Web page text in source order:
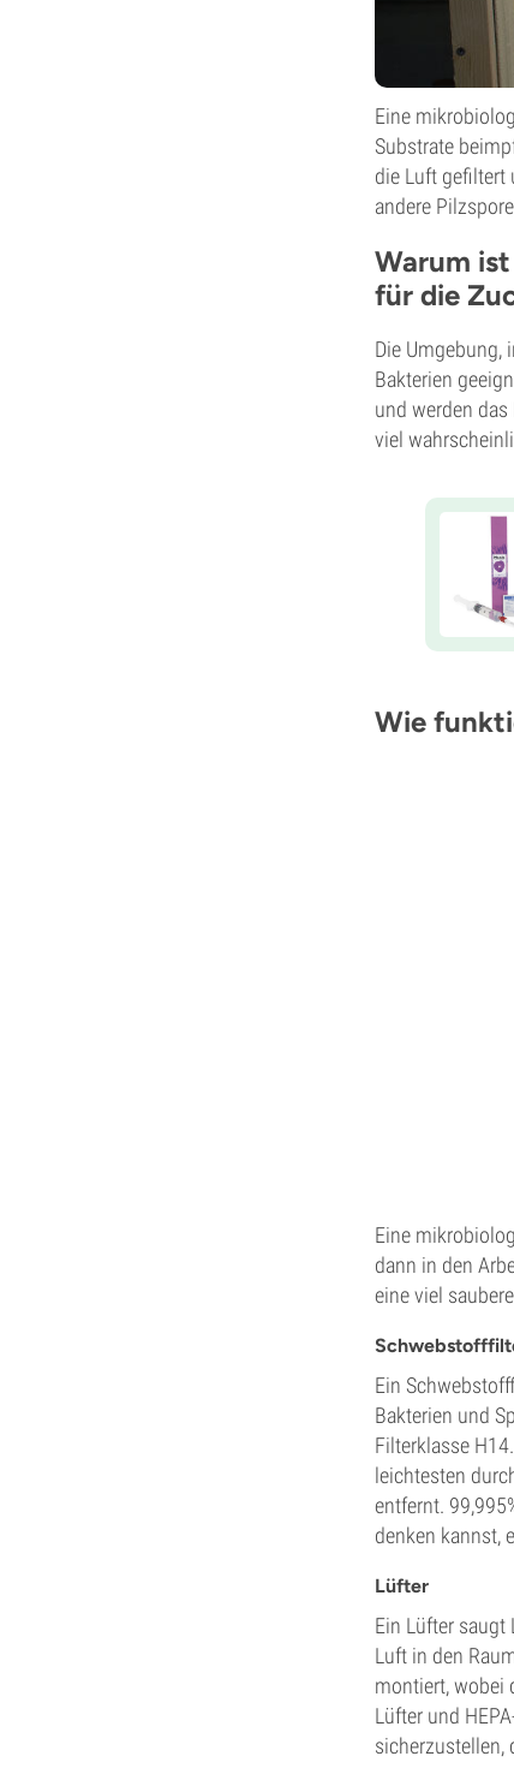
Eine
Substrate
die Luft gefiltert
andere
Warum
für die
Die Umgebung,
Bakterien
und werden
viel
Wie
Eine
dann in den
eine viel
Ein
Bakterien und
Filterklasse
leichtesten
entfernt.
denken kannst,
Lüfter
Ein Lüfter saugt
Luft in den
montiert, wobei
Lüfter und
sicherzustellen,